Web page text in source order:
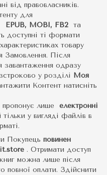
від правовласників.
для
EPUB, MOBI, FB2 та
доступні ті формати
товару
Замовлення. Після
завантаження одразу
у розділі Моя
Контент натисніть
пропонує лише електронні
у вигляді файлів в
Покупець повинен
. Отримати доступ
можна лише після
повної оплати. Здійснити